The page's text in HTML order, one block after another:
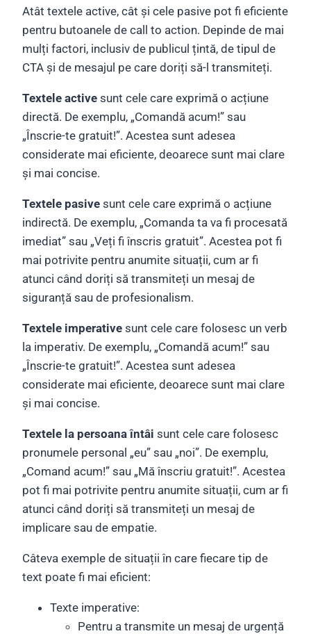
Atât textele active, cât și cele pasive pot fi eficiente
pentru butoanele de call to action. Depinde de mai
mulți factori, inclusiv de publicul țintă, de tipul de
CTA și de mesajul pe care doriți să-l transmiteți.
Textele active sunt cele care exprimă o acțiune
directă. De exemplu, „Comandă acum!” sau
„Înscrie-te gratuit!”. Acestea sunt adesea
considerate mai eficiente, deoarece sunt mai clare
și mai concise.
Textele pasive sunt cele care exprimă o acțiune
indirectă. De exemplu, „Comanda ta va fi procesată
imediat” sau „Veți fi înscris gratuit”. Acestea pot fi
mai potrivite pentru anumite situații, cum ar fi
atunci când doriți să transmiteți un mesaj de
siguranță sau de profesionalism.
Textele imperative sunt cele care folosesc un verb
la imperativ. De exemplu, „Comandă acum!” sau
„Înscrie-te gratuit!”. Acestea sunt adesea
considerate mai eficiente, deoarece sunt mai clare
și mai concise.
Textele la persoana întâi sunt cele care folosesc
pronumele personal „eu” sau „noi”. De exemplu,
„Comand acum!” sau „Mă înscriu gratuit!”. Acestea
pot fi mai potrivite pentru anumite situații, cum ar fi
atunci când doriți să transmiteți un mesaj de
implicare sau de empatie.
Câteva exemple de situații în care fiecare tip de
text poate fi mai eficient:
Texte imperative:
Pentru a transmite un mesaj de urgență